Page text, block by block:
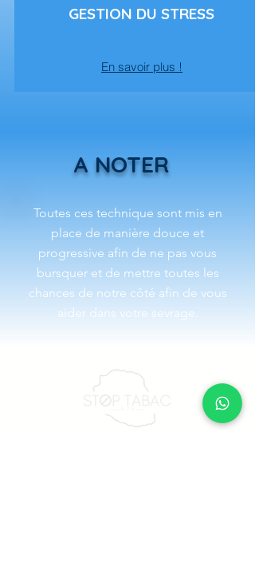
GESTION DU STRESS
En savoir plus !
A NOTER
Toutes ces technique sont mis en
place de manière douce et
progressive afin de ne pas vous
bursquer et de mettre toutes les
chances de notre côté afin de vous
aider dans votre sevrage.